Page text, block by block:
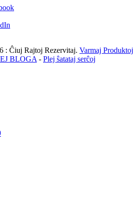
: Ĉiuj Rajtoj Rezervitaj. Varmaj Produktoj
BLOGA - Plej ŝatataj serĉoj